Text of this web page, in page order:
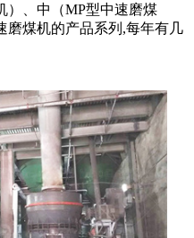
）、中（MP型中速磨煤
磨煤机的产品系列,每年有几